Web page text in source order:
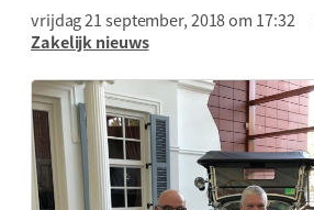
vrijdag 21 september, 2018 om 17:32
Zakelijk nieuws